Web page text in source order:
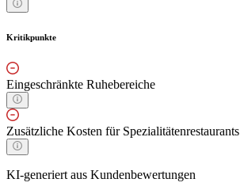
Kritikpunkte
Eingeschränkte Ruhebereiche
Zusätzliche Kosten für Spezialitätenrestaurants
KI-generiert aus Kundenbewertungen